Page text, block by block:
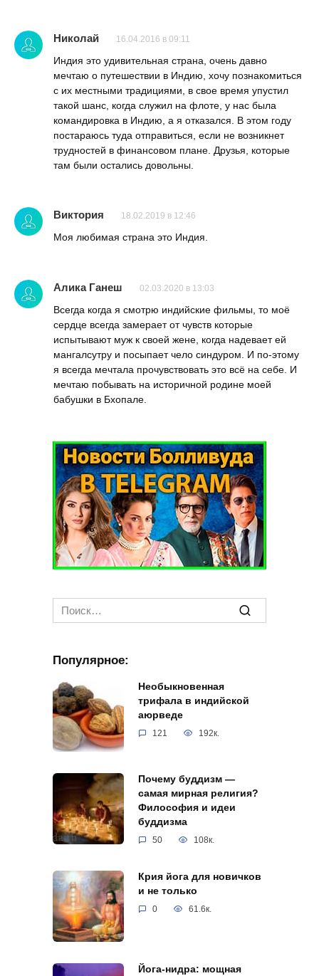
Николай 16.04.2016 в 09:11
Индия это удивительная страна, очень давно
мечтаю о путешествии в Индию, хочу познакомиться
с их местными традициями, в свое время упустил
такой шанс, когда служил на флоте, у нас была
командировка в Индию, а я отказался. В этом году
постараюсь туда отправиться, если не возникнет
трудностей в финансовом плане. Друзья, которые
там были остались довольны.
Виктория 18.02.2019 в 12:46
Моя любимая страна это Индия.
Алика Ганеш 02.03.2020 в 13:03
Всегда когда я смотрю индийские фильмы, то моё
сердце всегда замерает от чувств которые
испытывают муж к своей жене, когда надевает ей
мангалсутру и посыпает чело синдуром. И по-этому
я всегда мечтала прочувствовать это всё на себе. И
мечтаю побывать на историчной родине моей
бабушки в Бхопале.
Search
for:
Популярное:
Необыкновенная
трифала в индийской
аюрведе
121 192к.
Почему буддизм —
самая мирная религия?
Философия и идеи
буддизма
50 108к.
Крия йога для новичков
и не только
0 61.6к.
Йога-нидра: мощная